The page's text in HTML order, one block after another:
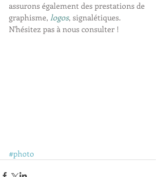
assurons également des prestations de
graphisme, logos, signalétiques.
N'hésitez pas à nous consulter !
#photo